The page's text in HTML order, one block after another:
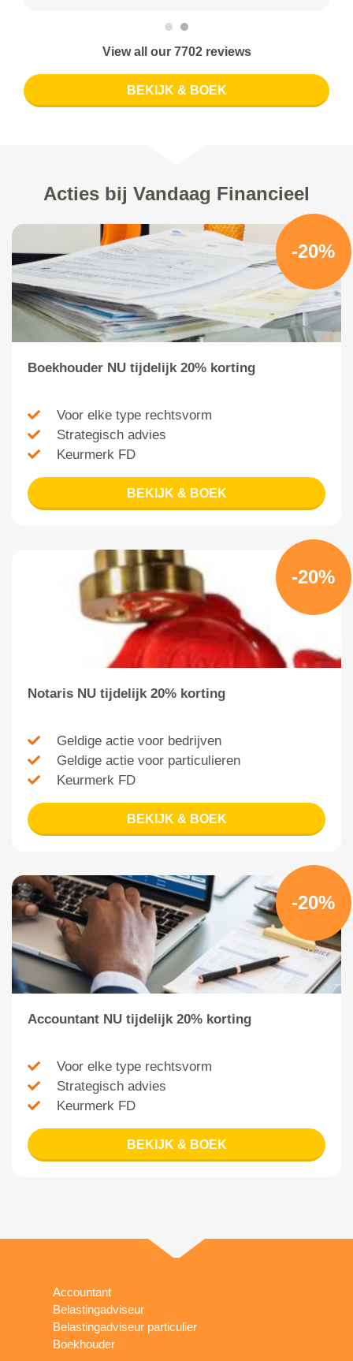
View all our 7702 reviews
BEKIJK & BOEK
Acties bij Vandaag Financieel
-20%
Boekhouder NU tijdelijk 20% korting
Voor elke type rechtsvorm
Strategisch advies
Keurmerk FD
BEKIJK & BOEK
-20%
Notaris NU tijdelijk 20% korting
Geldige actie voor bedrijven
Geldige actie voor particulieren
Keurmerk FD
BEKIJK & BOEK
-20%
Accountant NU tijdelijk 20% korting
Voor elke type rechtsvorm
Strategisch advies
Keurmerk FD
BEKIJK & BOEK
Accountant
Belastingadviseur
Belastingadviseur particulier
Boekhouder